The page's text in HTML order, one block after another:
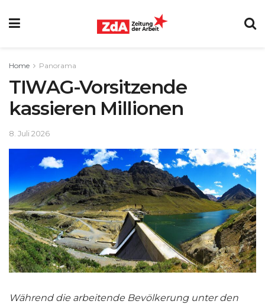
Home Panorama
TIWAG-Vorsitzende
kassieren Millionen
8. Juli 2026
Während die arbeitende Bevölkerung unter den